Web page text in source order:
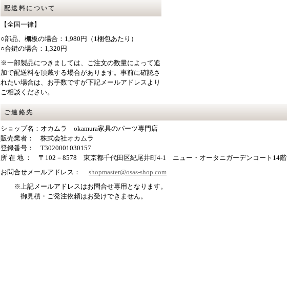
配送料について
【全国一律】
○部品、棚板の場合：1,980円（1梱包あたり）
○合鍵の場合：1,320円
※一部製品につきましては、ご注文の数量によって追
加で配送料を頂戴する場合があります。事前に確認さ
れたい場合は、お手数ですが下記メールアドレスより
ご相談ください。
ご連絡先
ショップ名：オカムラ okamura家具のパーツ専門店
販売業者： 株式会社オカムラ
登録番号： T3020001030157
所 在 地 ： 〒102－8578 東京都千代田区紀尾井町4-1 ニュー・オータニガーデンコート14階
お問合せメールアドレス： shopmaster@osas-shop.com
※上記メールアドレスはお問合せ専用となります。
御見積・ご発注依頼はお受けできません。